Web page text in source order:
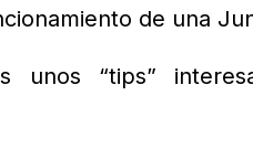
de una
unos “tips”